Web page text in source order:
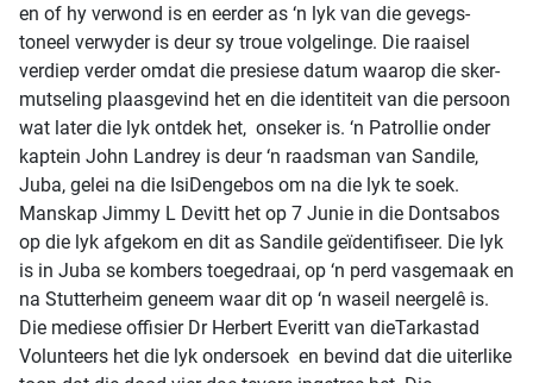
en of hy verwond is en eerder as ‘n lyk van die gevegs-
toneel verwyder is deur sy troue volgelinge. Die raaisel
verdiep verder omdat die presiese datum waarop die sker-
mutseling plaasgevind het en die identiteit van die persoon
wat later die lyk ontdek het, onseker is. ‘n Patrollie onder
kaptein John Landrey is deur ‘n raadsman van Sandile,
Juba, gelei na die IsiDengebos om na die lyk te soek.
Manskap Jimmy L Devitt het op 7 Junie in die Dontsabos
op die lyk afgekom en dit as Sandile geïdentifiseer. Die lyk
is in Juba se kombers toegedraai, op ‘n perd vasgemaak en
na Stutterheim geneem waar dit op ‘n waseil neergelê is.
Die mediese offisier Dr Herbert Everitt van dieTarkastad
Volunteers het die lyk ondersoek en bevind dat die uiterlike